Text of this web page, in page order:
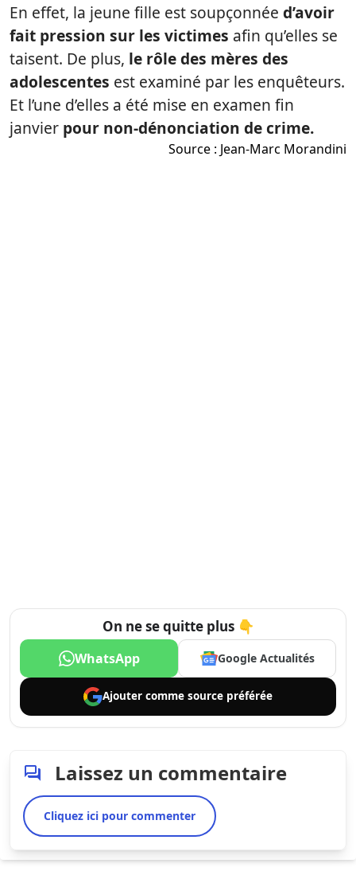
En effet, la jeune fille est soupçonnée d’avoir
fait pression sur les victimes afin qu’elles se
taisent. De plus, le rôle des mères des
adolescentes est examiné par les enquêteurs.
Et l’une d’elles a été mise en examen fin
janvier pour non-dénonciation de crime.
Source : Jean-Marc Morandini
On ne se quitte plus 👇
WhatsApp Google Actualités
Ajouter comme source préférée
Laissez un commentaire
Cliquez ici pour commenter